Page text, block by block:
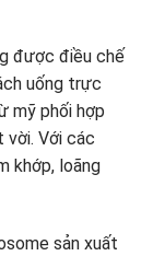
được điều chế
uống trực
mỹ phối hợp
vời. Với các
khớp, loãng
sản xuất